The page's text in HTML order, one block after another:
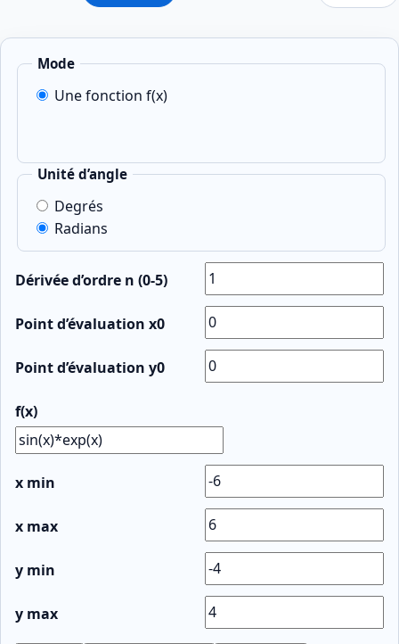
Mode
Une fonction f(x)
Unité d’angle
Degrés
Radians
Dérivée d’ordre n (0-5)
Point d’évaluation x0
Point d’évaluation y0
f(x)
x min
x max
y min
y max